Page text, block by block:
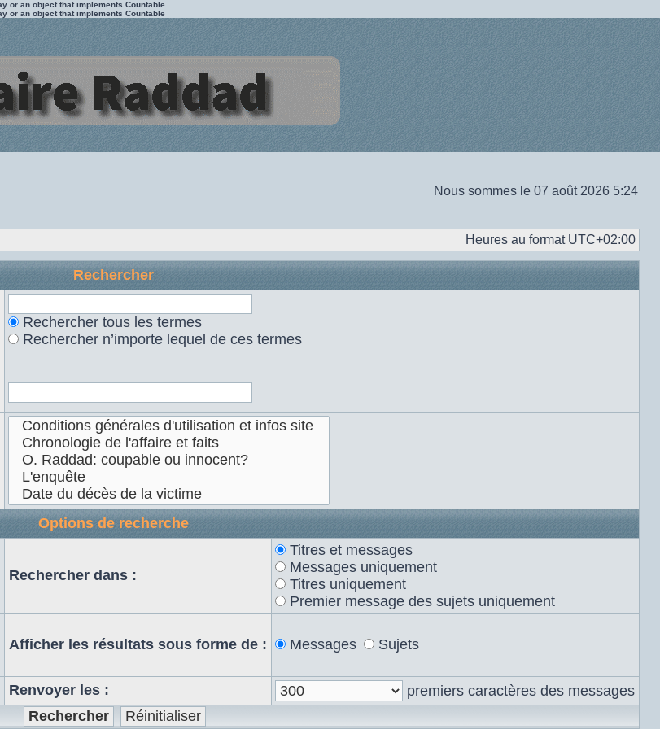
or an object that implements Countable
or an object that implements Countable
Nous sommes le 07 août 2026 5:24
Heures au format UTC+02:00
Rechercher
Rechercher tous les termes
Rechercher n’importe lequel de ces termes
Options de recherche
Rechercher dans :
Titres et messages
Messages uniquement
Titres uniquement
Premier message des sujets uniquement
Afficher les résultats sous forme de : Messages Sujets
Renvoyer les : premiers caractères des messages